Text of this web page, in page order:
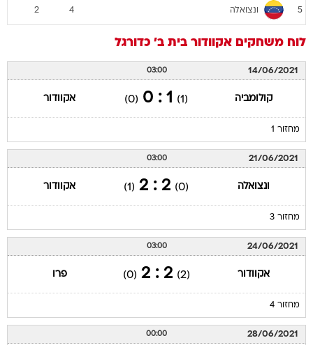
5 ונצואלה 4
2
לוח משחקים אקוודור בית ב' כדורגל
14/06/2021
03:00
קולומביה (1)
1 : 0
(0) אקוודור
מחזור 1
21/06/2021
03:00
ונצואלה (0)
2 : 2
(1) אקוודור
מחזור 3
24/06/2021
03:00
אקוודור (2)
2 : 2
(0) פרו
מחזור 4
28/06/2021
00:00